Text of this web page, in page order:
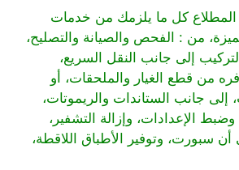
كل ما يلزمك من خدمات
من : الفحص والصيانة والتصليح،
إلى جانب النقل السريع،
من قطع الغيار والملحقات، أو
إلى جانب الستاندات والريموتات،
الإعدادات، وإزالة التشفير،
سبورت، وتوفير الأطباق اللاقطة،